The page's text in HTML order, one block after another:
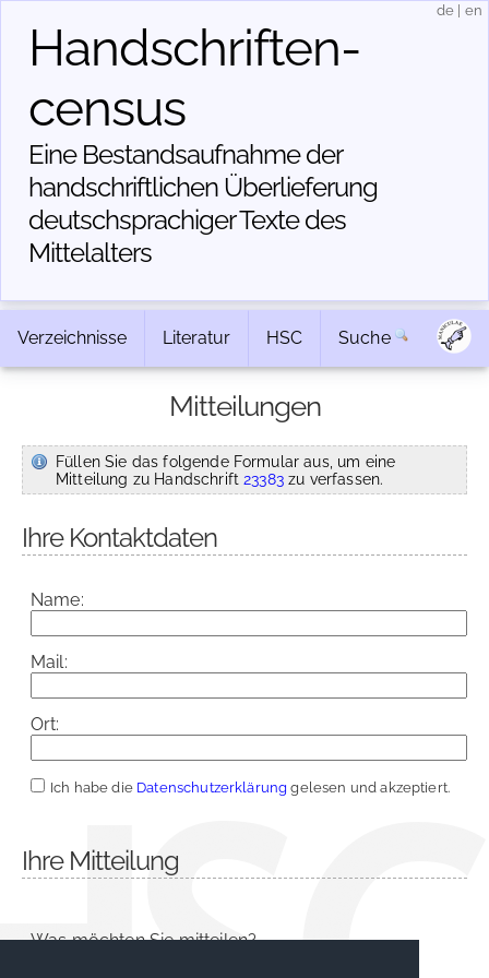
Handschriften­
census
Eine Bestandsaufnahme der
handschriftlichen Über­lieferung
deutschsprachiger Texte des
Mittelalters
de en
Verzeichnisse Literatur HSC Suche
Mitteilungen
Füllen Sie das folgende Formular aus, um eine
Mitteilung zu Handschrift23383zu verfassen.
Ihre Kontaktdaten
Name:
Mail:
Ort:
Ich habe die Datenschutzerklärung gelesen und akzeptiert.
Ihre Mitteilung
Was möchten Sie mitteilen?